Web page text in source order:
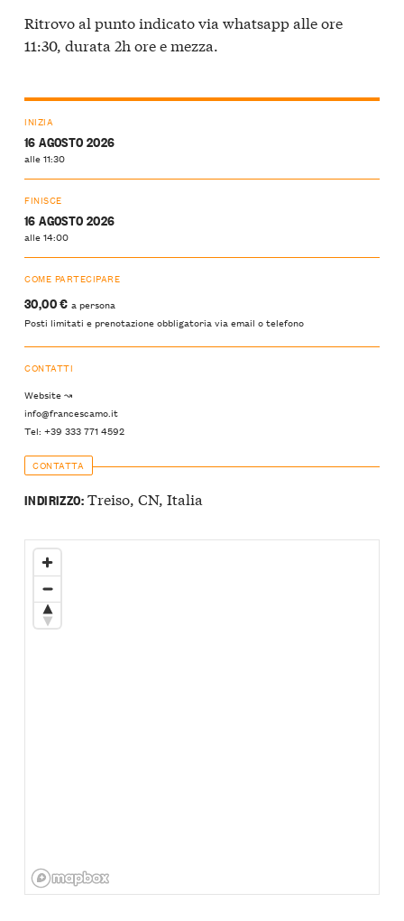
Ritrovo al punto indicato via whatsapp alle ore
11:30, durata 2h ore e mezza.
INIZIA
16 AGOSTO 2026
alle 11:30
FINISCE
16 AGOSTO 2026
alle 14:00
COME PARTECIPARE
30,00 € a persona
Posti limitati e prenotazione obbligatoria via email o telefono
CONTATTI
Website ↝
info@francescamo.it
Tel: +39 333 771 4592
CONTATTA
INDIRIZZO:Treiso, CN, Italia